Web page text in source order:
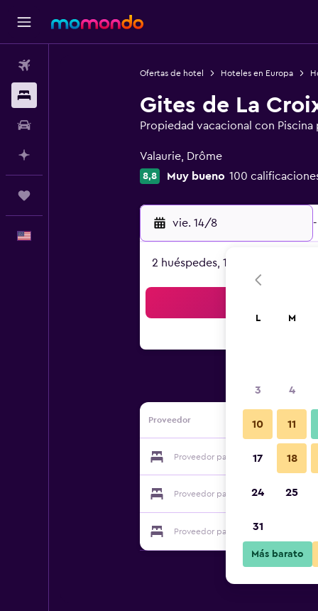
Ofertas de hotel Hoteles en Europa
Gites de La
Propiedad vacacional con Piscina
Valaurie, Drôme
8,8 Muy bueno 100
vie. 14/8 -
2 huéspedes, 1 habitación
Proveedor
Proveedor para Gites de La Croix du
Proveedor para Gites de La Croix du
Proveedor para Gites de La Croix du
L M
3 4
10 11
17 18
24 25
31
Más barato